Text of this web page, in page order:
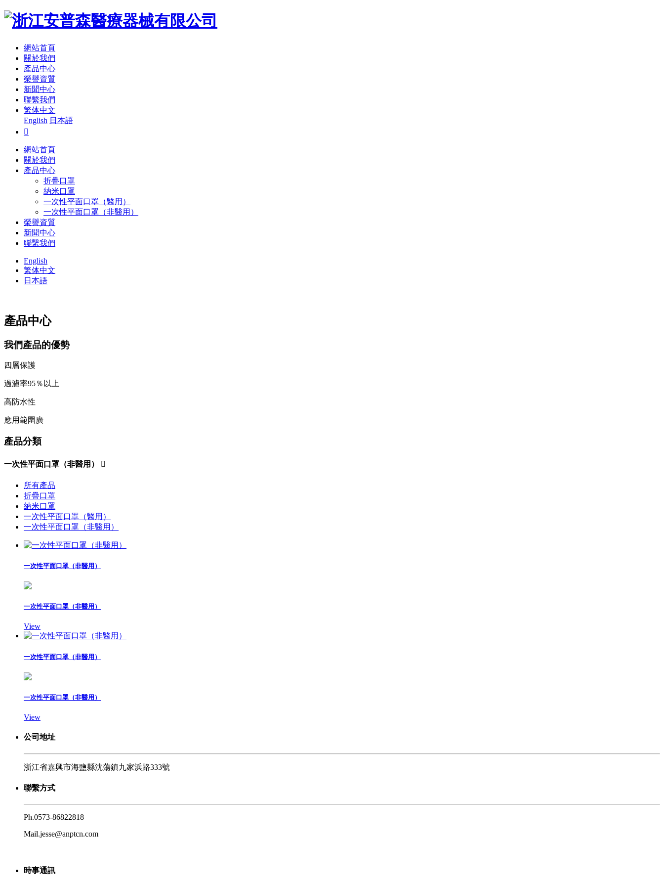
網站首頁
關於我們
產品中心
榮譽資質
新聞中心
聯繫我們
繁体中文
English 日本語

網站首頁
關於我們
產品中心
折疊口罩
納米口罩
一次性平面口罩（醫用）
一次性平面口罩（非醫用）
榮譽資質
新聞中心
聯繫我們
English
繁体中文
日本語
產品中心
我們產品的優勢
四層保護
過濾率95％以上
高防水性
應用範圍廣
產品分類
一次性平面口罩（非醫用） 
所有產品
折疊口罩
納米口罩
一次性平面口罩（醫用）
一次性平面口罩（非醫用）
一次性平面口罩（非醫用）
一次性平面口罩（非醫用）
View
一次性平面口罩（非醫用）
一次性平面口罩（非醫用）
View
公司地址
浙江省嘉興市海鹽縣沈蕩鎮九家浜路333號
聯繫方式
Ph.0573-86822818
Mail.jesse@anptcn.com
時事通訊